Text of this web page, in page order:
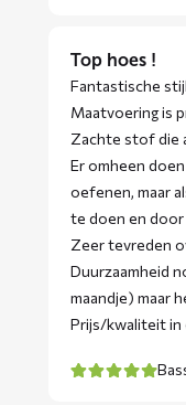
Top hoes !
Fantastische
Maatvoering is
Zachte stof die
Er omheen
oefenen, maar
te doen en
Zeer tevreden
Duurzaamheid
maandje) maar
Prijs/kwaliteit in